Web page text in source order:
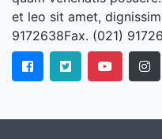
et leo sit amet,
9172638Fax. (021)